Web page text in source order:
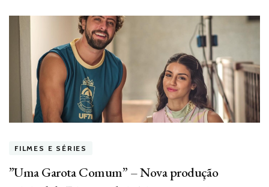
FILMES E SÉRIES
”Uma Garota Comum” – Nova produção